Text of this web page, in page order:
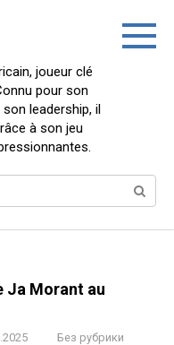
joueur clé
pour son
leadership, il
à son jeu
Ja Morant au
Без рубрики